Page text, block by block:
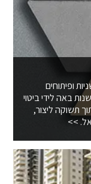
ופיתוחים
באה לידי ביטוי
תשוקה ליצור,
>>